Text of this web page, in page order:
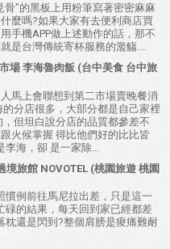
"的黑板上用粉筆寫著密密麻麻
麼嗎?如果大家有去便利商店買
手機APP做上述動作的話，那不
是台灣傳統寄杯服務的濫觴....
場 李海魯肉飯 (台中美食 台中旅
馬上會聯想到第二市場賣晚餐消
分店很多，大部分都是自己家裡
但坦白說分店的品質都參差不
火候掌握 得比他們好的比比皆
海，卻 是一家除...
旅館 NOVOTEL (桃園旅遊 桃園
例前往馬尼拉出差，只是這一
碌的結果，每天回到家已經都差
枕還是閃到?整個肩膀是痠痛難耐